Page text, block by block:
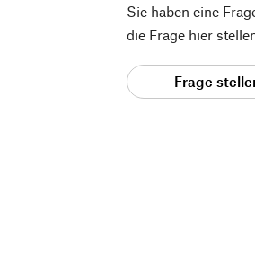
Sie haben eine
die Frage hier
Frage